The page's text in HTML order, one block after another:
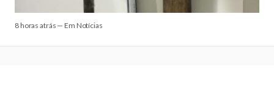
8 horas atrás — Em Notícias